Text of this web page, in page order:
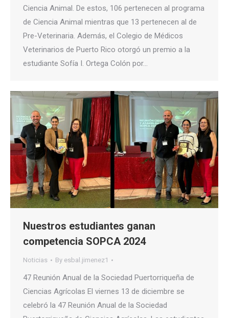
Ciencia Animal. De estos, 106 pertenecen al programa
de Ciencia Animal mientras que 13 pertenecen al de
Pre-Veterinaria. Además, el Colegio de Médicos
Veterinarios de Puerto Rico otorgó un premio a la
estudiante Sofía I. Ortega Colón por…
Nuestros estudiantes ganan
competencia SOPCA 2024
Noticias By esbal.jimenez1
47 Reunión Anual de la Sociedad Puertorriqueña de
Ciencias Agrícolas El viernes 13 de diciembre se
celebró la 47 Reunión Anual de la Sociedad